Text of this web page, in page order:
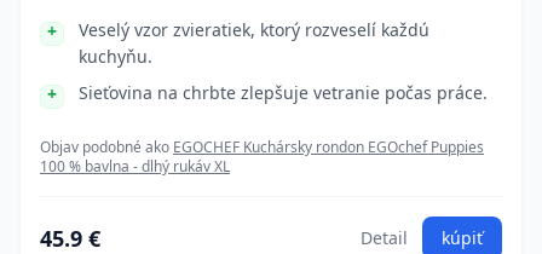
Veselý vzor zvieratiek, ktorý rozveselí každú
kuchyňu.
Sieťovina na chrbte zlepšuje vetranie počas práce.
Objav podobné ako EGOCHEF Kuchársky rondon EGOchef Puppies
100 % bavlna - dlhý rukáv XL
45.9 € Detail kúpiť